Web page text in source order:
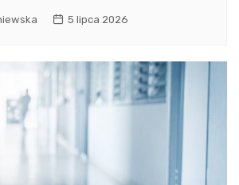
5 lipca 2026